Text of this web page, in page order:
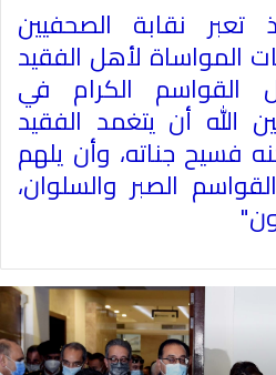
تعبر نقابة الصحفيين
المواساة لأهل الفقيد
القواسم الكرام في
الله أن يتغمد الفقيد
فسيح جناته، وأن يلهم
الصبر والسلوان،
"